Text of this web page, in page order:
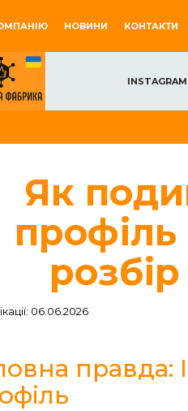
НОВИНИ КОНТАКТИ
INSTAGRAM
Як
06.06.2026
правда: